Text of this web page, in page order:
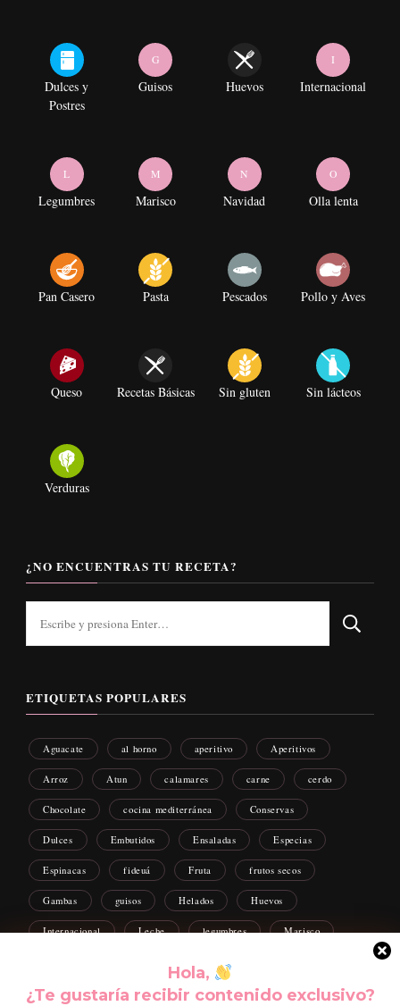
Hola,
¿Te gustaría recibir contenido exclusivo?
Dulces y
Postres
G
Guisos Huevos
I
Internacional
L
Legumbres
M
Marisco
N
Navidad
O
Olla lenta
Pan Casero Pasta Pescados Pollo y Aves
Queso Recetas Básicas Sin gluten Sin lácteos
Verduras
¿NO ENCUENTRAS TU RECETA?
ETIQUETAS POPULARES
Aguacate al horno aperitivo Aperitivos
Arroz Atun calamares carne cerdo
Chocolate cocina mediterránea Conservas
Dulces Embutidos Ensaladas Especias
Espinacas fideuá Fruta frutos secos
Gambas guisos Helados Huevos
Internacional Leche legumbres Marisco
Patatas Paté Pescados Pollo Postres